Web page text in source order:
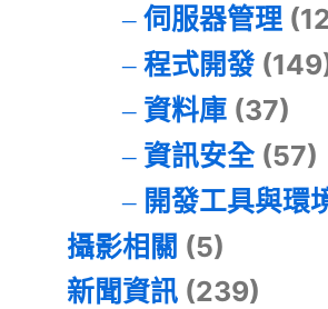
伺服器管理
程式開發
資料庫(37)
資訊安全(57)
開發工具與環
攝影相關 (5)
新聞資訊 (239)